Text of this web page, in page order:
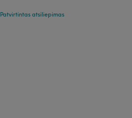
Patvirtintas atsiliepimas